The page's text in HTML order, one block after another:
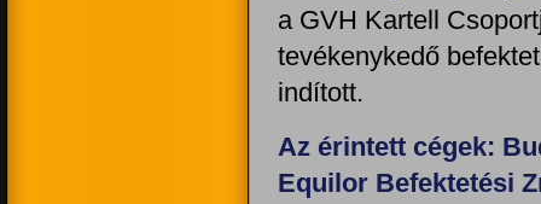
a GVH Kartell
tevékenykedő
indított.
Az érintett cégek:
Equilor Befektetési